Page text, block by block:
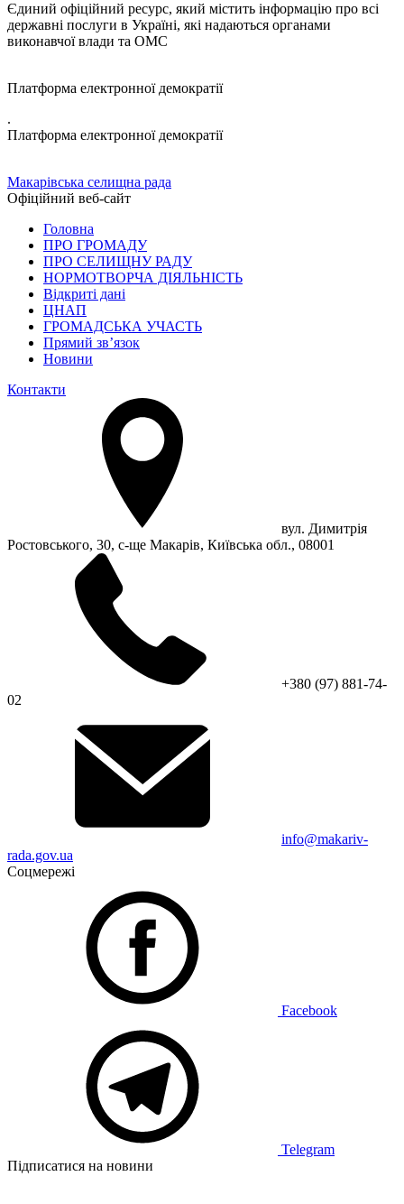
Єдиний офіційний ресурс, який містить інформацію про всі
державні послуги в Україні, які надаються органами
виконавчої влади та ОМС
Платформа електронної демократії
.
Платформа електронної демократії
Макарівська селищна рада
Офіційний веб-сайт
Головна
ПРО ГРОМАДУ
ПРО СЕЛИЩНУ РАДУ
НОРМОТВОРЧА ДІЯЛЬНІСТЬ
Відкриті дані
ЦНАП
ГРОМАДСЬКА УЧАСТЬ
Прямий зв’язок
Новини
Контакти
вул. Димитрія
Ростовського, 30, с-ще Макарів, Київська обл., 08001
+380 (97) 881-74-
02
info@makariv-
rada.gov.ua
Соцмережі
Facebook
Telegram
Підписатися на новини